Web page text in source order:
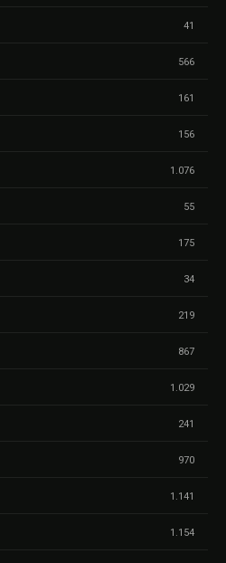
41
566
161
156
1.076
55
175
34
219
867
1.029
241
970
1.141
1.154